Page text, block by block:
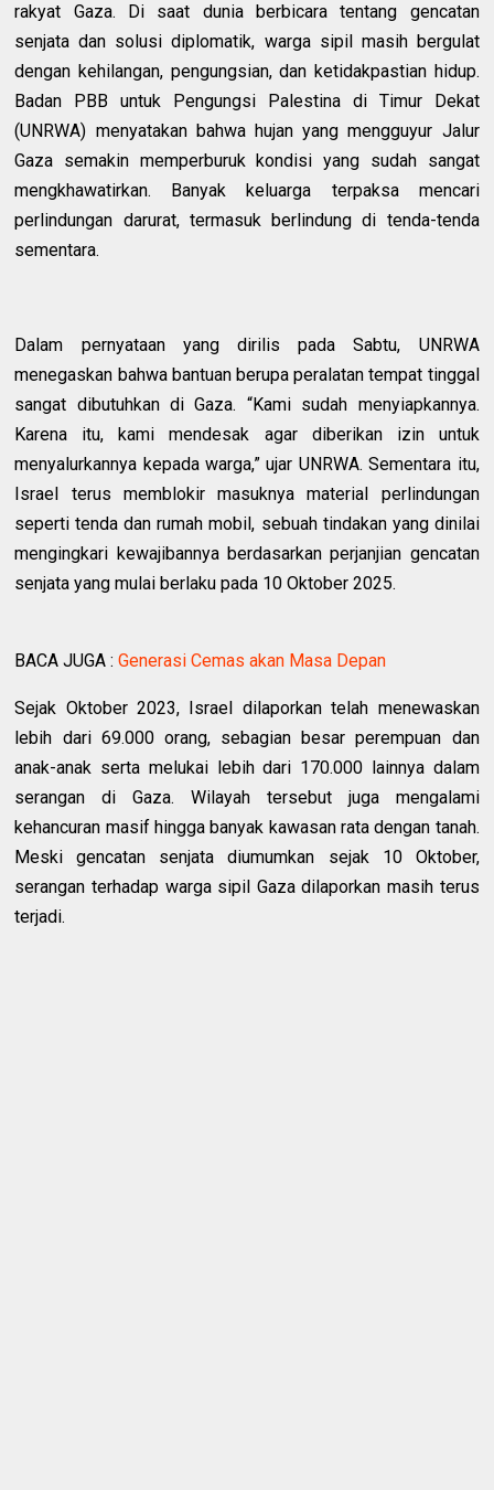
rakyat Gaza. Di saat dunia berbicara tentang gencatan
senjata dan solusi diplomatik, warga sipil masih bergulat
dengan kehilangan, pengungsian, dan ketidakpastian hidup.
Badan PBB untuk Pengungsi Palestina di Timur Dekat
(UNRWA) menyatakan bahwa hujan yang mengguyur Jalur
Gaza semakin memperburuk kondisi yang sudah sangat
mengkhawatirkan. Banyak keluarga terpaksa mencari
perlindungan darurat, termasuk berlindung di tenda-tenda
sementara.
Dalam pernyataan yang dirilis pada Sabtu, UNRWA
menegaskan bahwa bantuan berupa peralatan tempat tinggal
sangat dibutuhkan di Gaza. “Kami sudah menyiapkannya.
Karena itu, kami mendesak agar diberikan izin untuk
menyalurkannya kepada warga,” ujar UNRWA. Sementara itu,
Israel terus memblokir masuknya material perlindungan
seperti tenda dan rumah mobil, sebuah tindakan yang dinilai
mengingkari kewajibannya berdasarkan perjanjian gencatan
senjata yang mulai berlaku pada 10 Oktober 2025.
BACA JUGA :Generasi Cemas akan Masa Depan
Sejak Oktober 2023, Israel dilaporkan telah menewaskan
lebih dari 69.000 orang, sebagian besar perempuan dan
anak-anak serta melukai lebih dari 170.000 lainnya dalam
serangan di Gaza. Wilayah tersebut juga mengalami
kehancuran masif hingga banyak kawasan rata dengan tanah.
Meski gencatan senjata diumumkan sejak 10 Oktober,
serangan terhadap warga sipil Gaza dilaporkan masih terus
terjadi.